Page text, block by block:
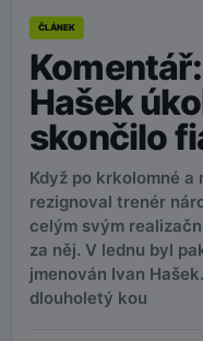
ČLÁNEK
Hašek
skončilo
Když po krkolomné
rezignoval trenér
celým svým
za něj. V lednu byl
jmenován Ivan
dlouholetý kou